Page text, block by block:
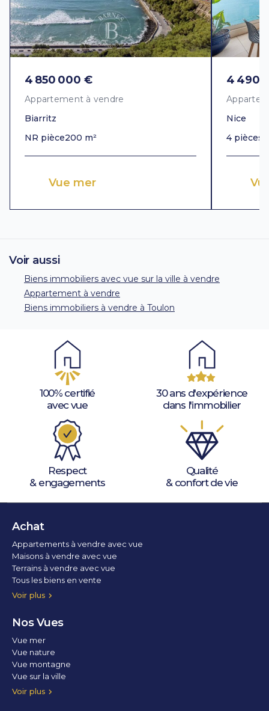
4 850 000 €
Appartement à vendre
Biarritz
NR pièce200 m²
Vue mer
4 490
Nice
4 pièces
Voir aussi
Biens immobiliers avec vue sur la ville à vendre
Appartement à vendre
Biens immobiliers à vendre à Toulon
100% certifié
avec vue
30 ans d'expérience
dans l'immobilier
Respect
& engagements
Qualité
& confort de vie
Achat
Voir plus
Appartements à vendre avec vue
Maisons à vendre avec vue
Terrains à vendre avec vue
Tous les biens en vente
Nos Vues
Voir plus
Vue mer
Vue nature
Vue montagne
Vue sur la ville
Vue parc
Vue fleuve
Vue lac
Vue marina / port